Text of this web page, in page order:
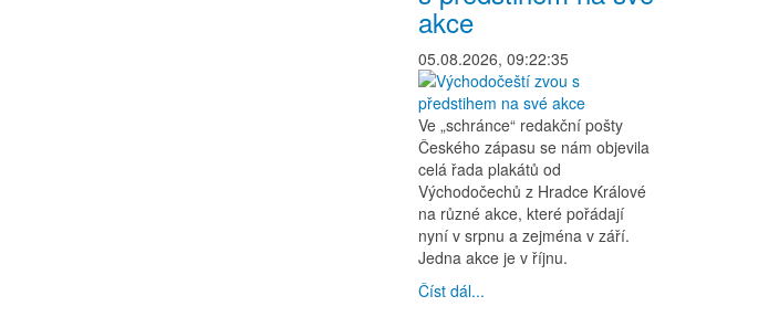
akce
05.08.2026, 09:22:35
Ve „schránce“ redakční pošty
Českého zápasu se nám objevila
celá řada plakátů od
Východočechů z Hradce Králové
na různé akce, které pořádají
nyní v srpnu a zejména v září.
Jedna akce je v říjnu.
Číst dál...